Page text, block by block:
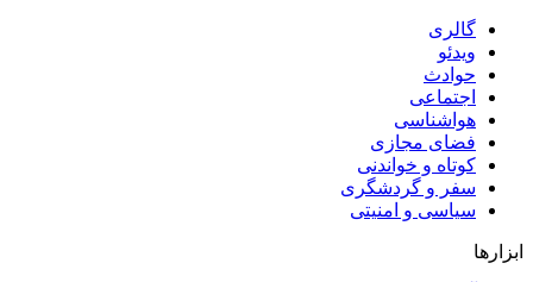
گالری
ویدئو
حوادث
اجتماعی
هواشناسی
فضای مجازی
کوتاه و خواندنی
سفر و گردشگری
سیاسی و امنیتی
ابزارها